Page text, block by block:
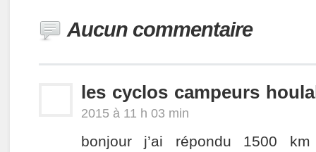
Aucun commentaire
les cyclos campeurs
2015 à 11 h 03 min
bonjour j’ai répondu 1500